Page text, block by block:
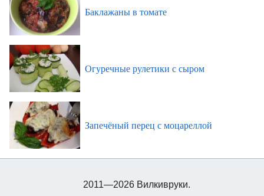
Баклажаны в томате
Огуречные рулетики с сыром
Запечёный перец с моцареллой
2011—2026 Вилкивруки.